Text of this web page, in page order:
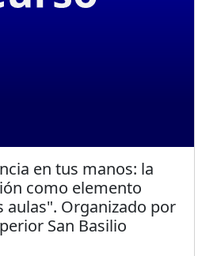
en tus manos: la
como elemento
aulas". Organizado por
San Basilio